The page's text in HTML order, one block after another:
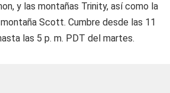
y las montañas Trinity, así como la
Scott. Cumbre desde las 11
las 5 p. m. PDT del martes.